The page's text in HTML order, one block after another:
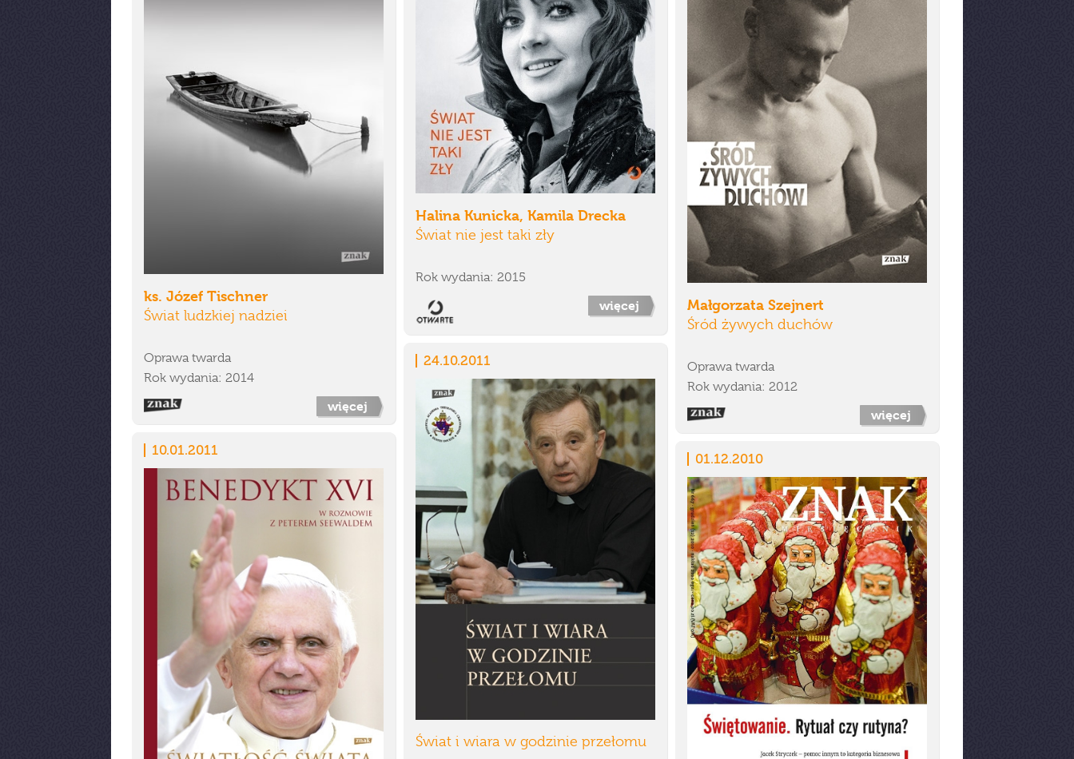
Halina Kunicka, Kamila Drecka
Świat nie jest taki zły
Rok wydania: 2015
więcej
ks. Józef Tischner
Świat ludzkiej nadziei
Oprawa twarda
Rok wydania: 2014
więcej
Małgorzata Szejnert
Śród żywych duchów
Oprawa twarda
Rok wydania: 2012
więcej
24.10.2011
Świat i wiara w godzinie przełomu
10.01.2011
01.12.2010